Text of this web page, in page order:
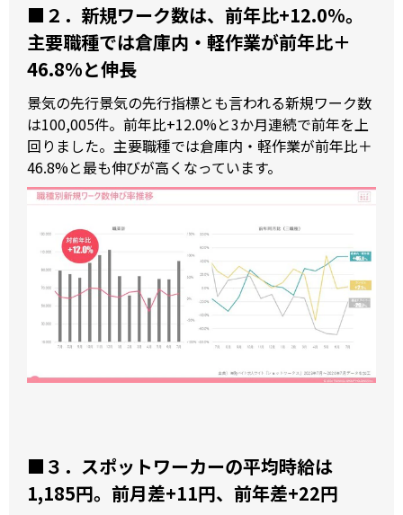
■２． 新規ワーク数は、前年比+12.0%。
主要職種では倉庫内・軽作業が前年比＋
46.8%と伸長
景気の先行景気の先行指標とも言われる新規ワーク数
は100,005件。前年比+12.0%と3か月連続で前年を上
回りました。主要職種では倉庫内・軽作業が前年比＋
46.8%と最も伸びが高くなっています。
■３． スポットワーカーの平均時給は
1,185円。前月差+11円、前年差+22円